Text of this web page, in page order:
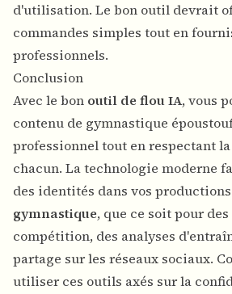
d'utilisation. Le bon outil devrait
commandes simples tout en
professionnels.
Conclusion
Avec le bon outil de flou IA, vous
contenu de gymnastique
professionnel tout en respectant
chacun. La technologie moderne
des identités dans vos
gymnastique, que ce soit pour
compétition, des analyses
partage sur les réseaux sociaux.
utiliser ces outils axés sur la